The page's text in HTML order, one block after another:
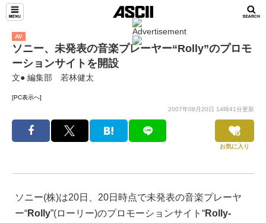
AV
ソニー、未発表の音楽プレーヤー“Rolly”のプロモ
ーションサイトを開設
文● 編集部 若林健太
[PC表示へ]
2007年08月20日 14時41分更新
お気に入り
ソニー(株)は20日、20日時点で未発表の音楽プレーヤ
ー“Rolly”(ローリー)のプロモーションサイト“Rolly-